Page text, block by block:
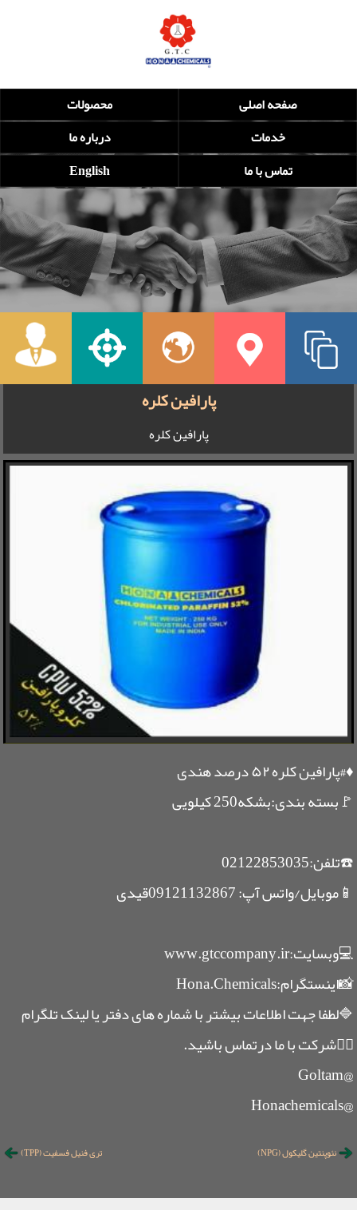
صفحه اصلی
محصولات
خدمات
درباره ما
تماس با ما
English
پارافین کلره
پارافین کلره
♦️#پارافین کلره ۵۲ درصد هندی
🚩بسته بندی:بشکه250 کیلویی
📱موبایل/واتس آپ: 09121132867قیدی
💻وبسایت:www.gtccompany.ir
📸اینستگرام:Hona.Chemicals
🔷لطفا جهت اطلاعات بیشتر با شماره های دفتر یا لینک تلگرام
👇🏽شرکت با ما درتماس باشید.
@Goltam
@Honachemicals
نئوپنتین گلیکول (NPG) تری فنیل فسفیت (TPP)